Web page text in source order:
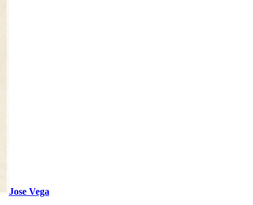
Jose Vega